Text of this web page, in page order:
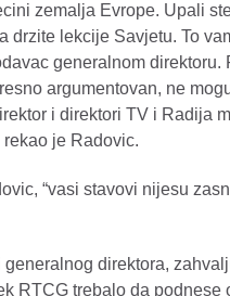
zemalja Evrope. Upali
lekcije Savjetu. To
generalnom direktoru.
argumentovan, ne
i direktori TV i Radija
je Radovic.
“vasi stavovi nijesu
direktora,
RTCG trebalo da podnese